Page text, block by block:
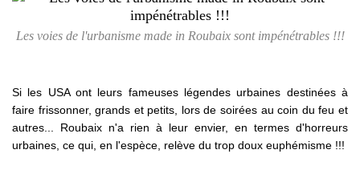
Les voies de l'urbanisme made in Roubaix sont impénétrables !!!
Si les USA ont leurs fameuses légendes urbaines destinées à
faire frissonner, grands et petits, lors de soirées au coin du feu et
autres... Roubaix n'a rien à leur envier, en termes d'horreurs
urbaines, ce qui, en l'espèce, relève du trop doux euphémisme !!!